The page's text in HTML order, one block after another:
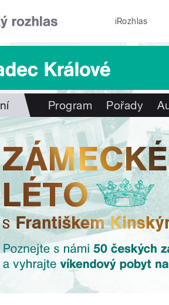
iRozhlas
Program Pořady